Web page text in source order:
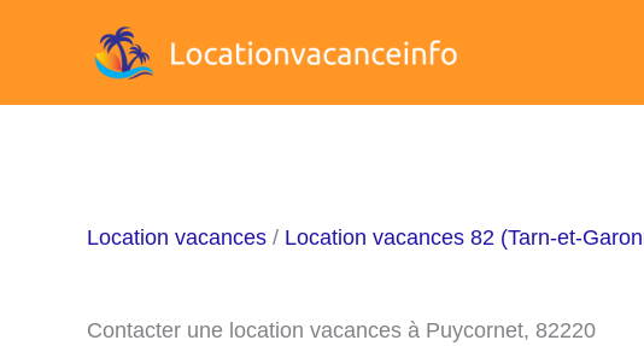
Location vacances / Location vacances 82 (Tarn-et-
Contacter une location vacances à Puycornet, 82220